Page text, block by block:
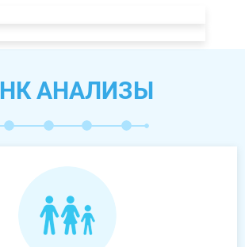
АНАЛИЗЫ